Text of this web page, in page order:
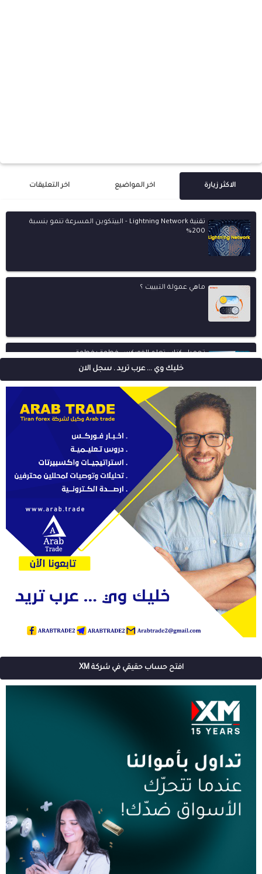
الاكثر زيارة اخر المواضيع اخر التعليقات
تقنية Lightning Network - البيتكوين المسرعة تنمو بنسبة
200%
ماهي عمولة التبييت ؟
تحميل كتاب تعلم الفوركس خطوة بخطوة
خليك وي ... عرب تريد . سجل الان
افتح حساب حقيقي في شركة XM